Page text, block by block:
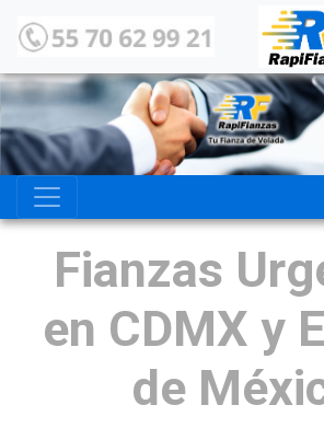
Fianzas
en CDMX y
de